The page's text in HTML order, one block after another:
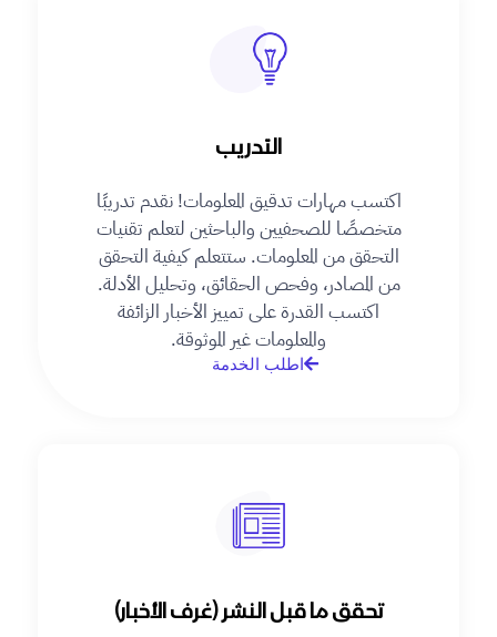
التدريب
اكتسب مهارات تدقيق المعلومات! نقدم تدريبًا
متخصصًا للصحفيين والباحثين لتعلم تقنيات
التحقق من المعلومات. ستتعلم كيفية التحقق
من المصادر، وفحص الحقائق، وتحليل الأدلة.
اكتسب القدرة على تمييز الأخبار الزائفة
والمعلومات غير الموثوقة.
اطلب الخدمة
تحقق ما قبل النشر (غرف الأخبار)